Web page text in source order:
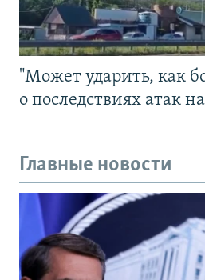
"Может ударить, как
о последствиях атак
Главные новости